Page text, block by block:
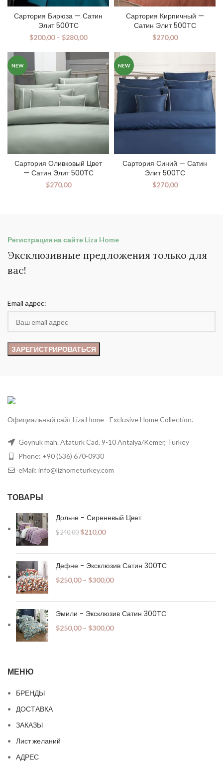
Сартория Бирюза — Сатин
Элит 500ТС
$200,00– $280,00
Сартория Кирпичный —
Сатин Элит 500ТС
$270,00
NEW
Сартория Оливковый Цвет
— Сатин Элит 500ТС
$270,00
NEW
Сартория Синий — Сатин
Элит 500ТС
$270,00
Регистрация на сайте Liza Home
Эксклюзивные предложения только для
вас!
Email адрес:
Официальный сайт Liza Home - Exclusive Home Collection.
Göynük mah. Atatürk Cad. 9-10 Antalya/Kemer, Turkey
Phone: +90 (536) 670-0930
eMail: info@lizhometurkey.com
ТОВАРЫ
Дольче - Сиреневый Цвет
$240,00 $210,00
Дефне - Эксклюзив Сатин 300ТС
$250,00– $300,00
Эмили - Эксклюзив Сатин 300ТС
$250,00– $300,00
МЕНЮ
БРЕНДЫ
ДОСТАВКА
ЗАКАЗЫ
Лист желаний
АДРЕС